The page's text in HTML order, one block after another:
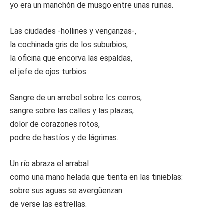
yo era un manchón de musgo entre unas ruinas.
Las ciudades -hollines y venganzas-,
la cochinada gris de los suburbios,
la oficina que encorva las espaldas,
el jefe de ojos turbios.
Sangre de un arrebol sobre los cerros,
sangre sobre las calles y las plazas,
dolor de corazones rotos,
podre de hastíos y de lágrimas.
Un río abraza el arrabal
como una mano helada que tienta en las tinieblas:
sobre sus aguas se avergüenzan
de verse las estrellas.